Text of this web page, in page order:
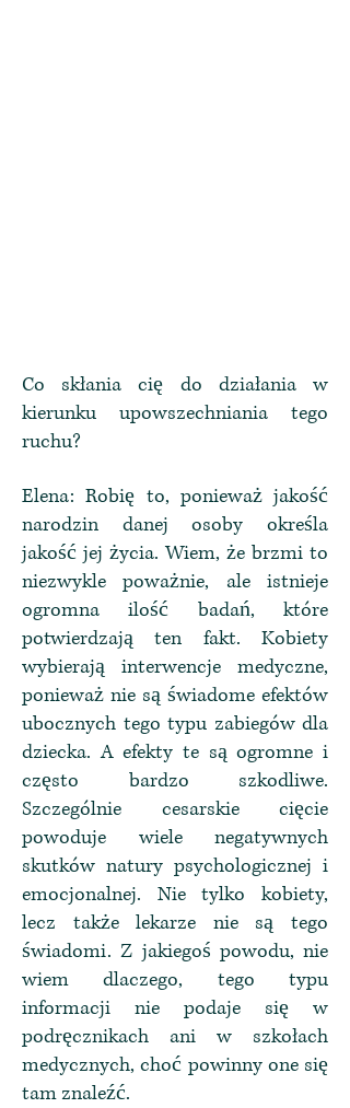
Co skłania cię do działania w
kierunku upowszechniania tego
ruchu?
Elena: Robię to, ponieważ jakość
narodzin danej osoby określa
jakość jej życia. Wiem, że brzmi to
niezwykle poważnie, ale istnieje
ogromna ilość badań, które
potwierdzają ten fakt. Kobiety
wybierają interwencje medyczne,
ponieważ nie są świadome efektów
ubocznych tego typu zabiegów dla
dziecka. A efekty te są ogromne i
często bardzo szkodliwe.
Szczególnie cesarskie cięcie
powoduje wiele negatywnych
skutków natury psychologicznej i
emocjonalnej. Nie tylko kobiety,
lecz także lekarze nie są tego
świadomi. Z jakiegoś powodu, nie
wiem dlaczego, tego typu
informacji nie podaje się w
podręcznikach ani w szkołach
medycznych, choć powinny one się
tam znaleźć.